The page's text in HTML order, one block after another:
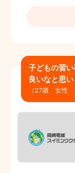
子どもの習
良いなと思
（27歳 女性